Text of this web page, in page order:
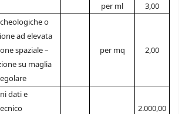
per ml 3,00
o
ad elevata
spaziale –
su maglia
per mq 2,00
dati e
2.000,00